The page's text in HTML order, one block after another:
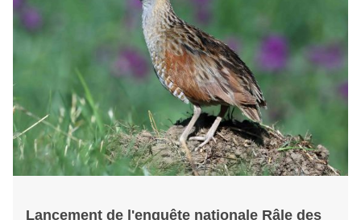
Lancement de l'enquête nationale Râle des